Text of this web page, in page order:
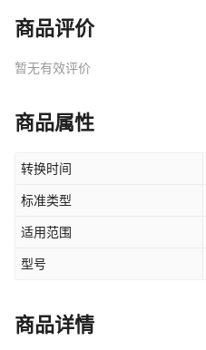
商品评价
暂无有效评价
商品属性
转换时间
标准类型
适用范围
型号
商品详情